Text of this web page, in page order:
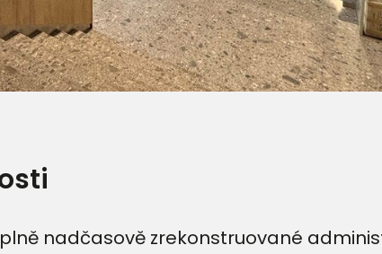
nadčasově zrekonstruované